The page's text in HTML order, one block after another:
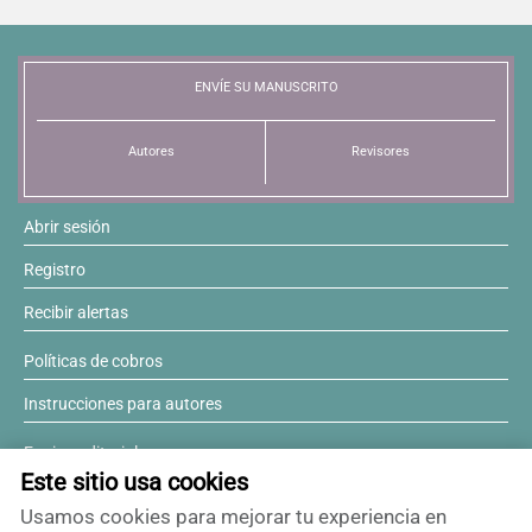
Este sitio usa cookies
Usamos cookies para mejorar tu experiencia en
ENVÍE SU MANUSCRITO
Autores Revisores
Abrir sesión
Registro
Recibir alertas
Políticas de cobros
Instrucciones para autores
Equipo editorial
Comité editorial